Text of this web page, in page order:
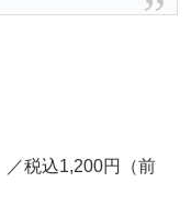
／税込1,200円（前